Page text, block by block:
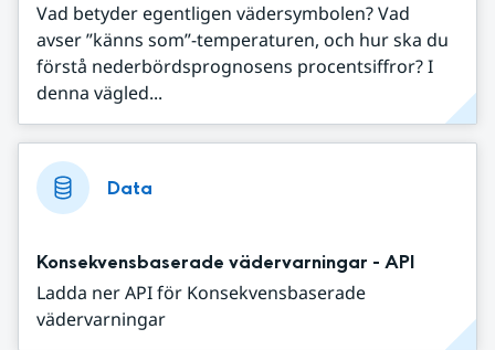
Vad betyder egentligen vädersymbolen? Vad
avser ”känns som”-temperaturen, och hur ska du
förstå nederbördsprognosens procentsiffror? I
denna vägled...
Data
Konsekvensbaserade vädervarningar - API
Ladda ner API för Konsekvensbaserade
vädervarningar